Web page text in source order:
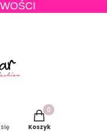
Produkty w
Koszyk